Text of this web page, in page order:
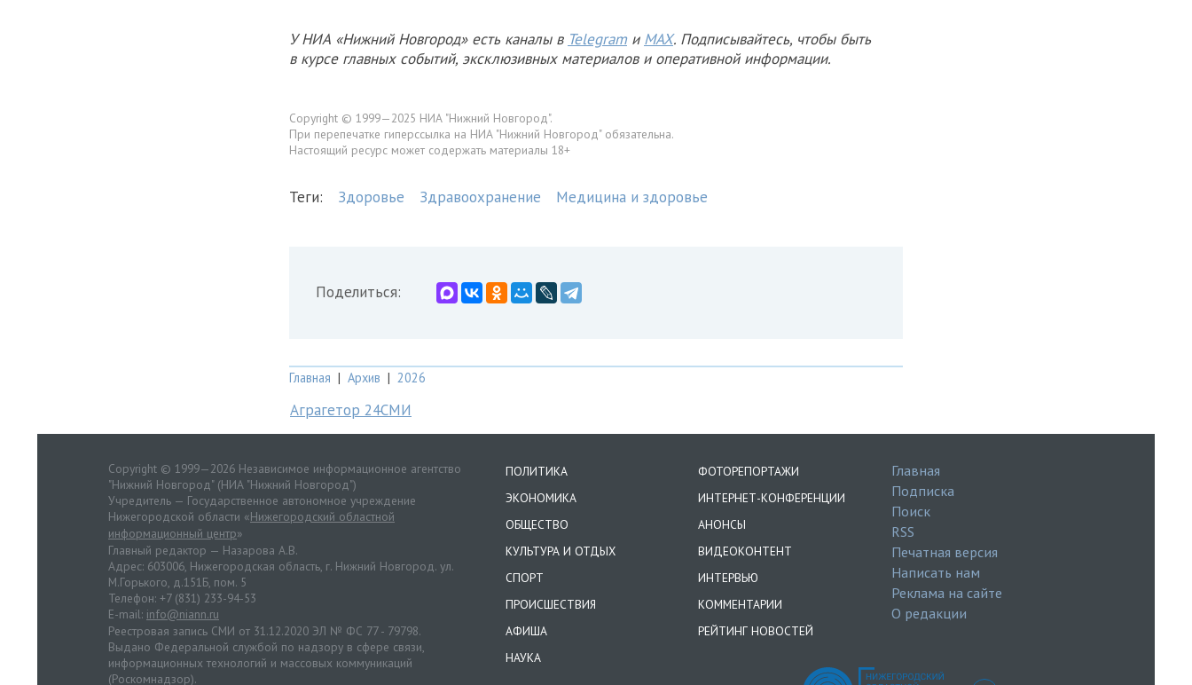
У НИА «Нижний Новгород» есть каналы в Telegram и MAX. Подписывайтесь, чтобы быть
в курсе главных событий, эксклюзивных материалов и оперативной информации.
Copyright © 1999—2025 НИА "Нижний Новгород".
При перепечатке гиперссылка на НИА "Нижний Новгород" обязательна.
Настоящий ресурс может содержать материалы 18+
Теги: Здоровье Здравоохранение Медицина и здоровье
Поделиться:
Главная | Архив | 2026
Аграгетор 24СМИ
Copyright © 1999—2026 Независимое информационное агентство
"Нижний Новгород" (НИА "Нижний Новгород")
Учредитель — Государственное автономное учреждение
Нижегородской области «Нижегородский областной
информационный центр»
Главный редактор — Назарова А.В.
Адрес: 603006, Нижегородская область, г. Нижний Новгород. ул.
М.Горького, д.151Б, пом. 5
Телефон: +7 (831) 233-94-53
E-mail: info@niann.ru
Реестровая запись СМИ от 31.12.2020 ЭЛ № ФС 77 - 79798.
Выдано Федеральной службой по надзору в сфере связи,
информационных технологий и массовых коммуникаций
(Роскомнадзор).
ПОЛИТИКА
ЭКОНОМИКА
ОБЩЕСТВО
КУЛЬТУРА И ОТДЫХ
СПОРТ
ПРОИСШЕСТВИЯ
АФИША
НАУКА
ФОТОРЕПОРТАЖИ
ИНТЕРНЕТ-КОНФЕРЕНЦИИ
АНОНСЫ
ВИДЕОКОНТЕНТ
ИНТЕРВЬЮ
КОММЕНТАРИИ
РЕЙТИНГ НОВОСТЕЙ
Главная
Подписка
Поиск
RSS
Печатная версия
Написать нам
Реклама на сайте
О редакции